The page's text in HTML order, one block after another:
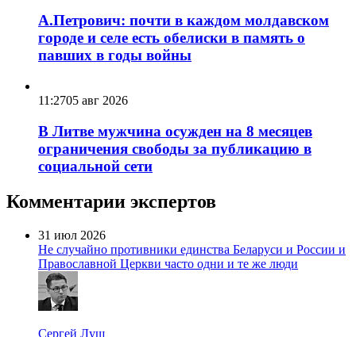
А.Петрович: почти в каждом молдавском
городе и селе есть обелиски в память о
павших в годы войны
11:2705 авг 2026
В Литве мужчина осужден на 8 месяцев
ограничения свободы за публикацию в
социальной сети
Комментарии экспертов
31 июл 2026
Не случайно противники единства Беларуси и России и
Православной Церкви часто одни и те же люди
Сергей Лущ